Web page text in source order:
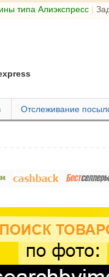
типа Алиэкспресс |
Отслеживание